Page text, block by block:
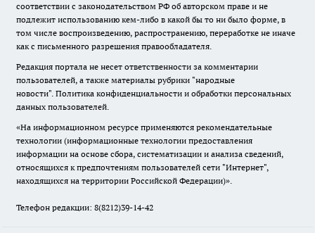
соответствии с законодательством РФ об авторском праве и не
подлежит использованию кем-либо в какой бы то ни было форме, в
том числе воспроизведению, распространению, переработке не иначе
как с письменного разрешения правообладателя.
Редакция портала не несет ответственности за комментарии
пользователей, а также материалы рубрики "народные
новости". Политика конфиденциальности и обработки персональных
данных пользователей.
«На информационном ресурсе применяются рекомендательные
технологии (информационные технологии предоставления
информации на основе сбора, систематизации и анализа сведений,
относящихся к предпочтениям пользователей сети "Интернет",
находящихся на территории Российской Федерации)».
Телефон редакции: 8(8212)39-14-42